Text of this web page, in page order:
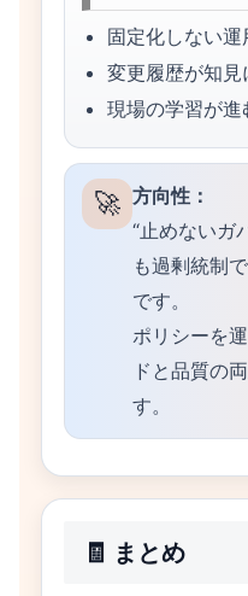
固定化しない運
変更履歴が知見
現場の学習が進
🚀 方向性：
“止めないガ
も過剰統制で
です。
ポリシーを
ドと品質の
す。
🧾 まとめ